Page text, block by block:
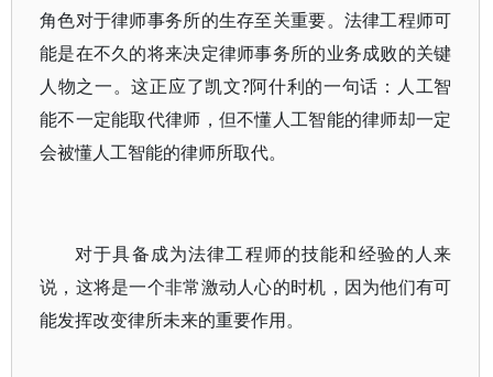
角色对于律师事务所的生存至关重要。法律工程师可
能是在不久的将来决定律师事务所的业务成败的关键
人物之一。这正应了凯文?阿什利的一句话：人工智
能不一定能取代律师，但不懂人工智能的律师却一定
会被懂人工智能的律师所取代。
对于具备成为法律工程师的技能和经验的人来
说，这将是一个非常激动人心的时机，因为他们有可
能发挥改变律所未来的重要作用。